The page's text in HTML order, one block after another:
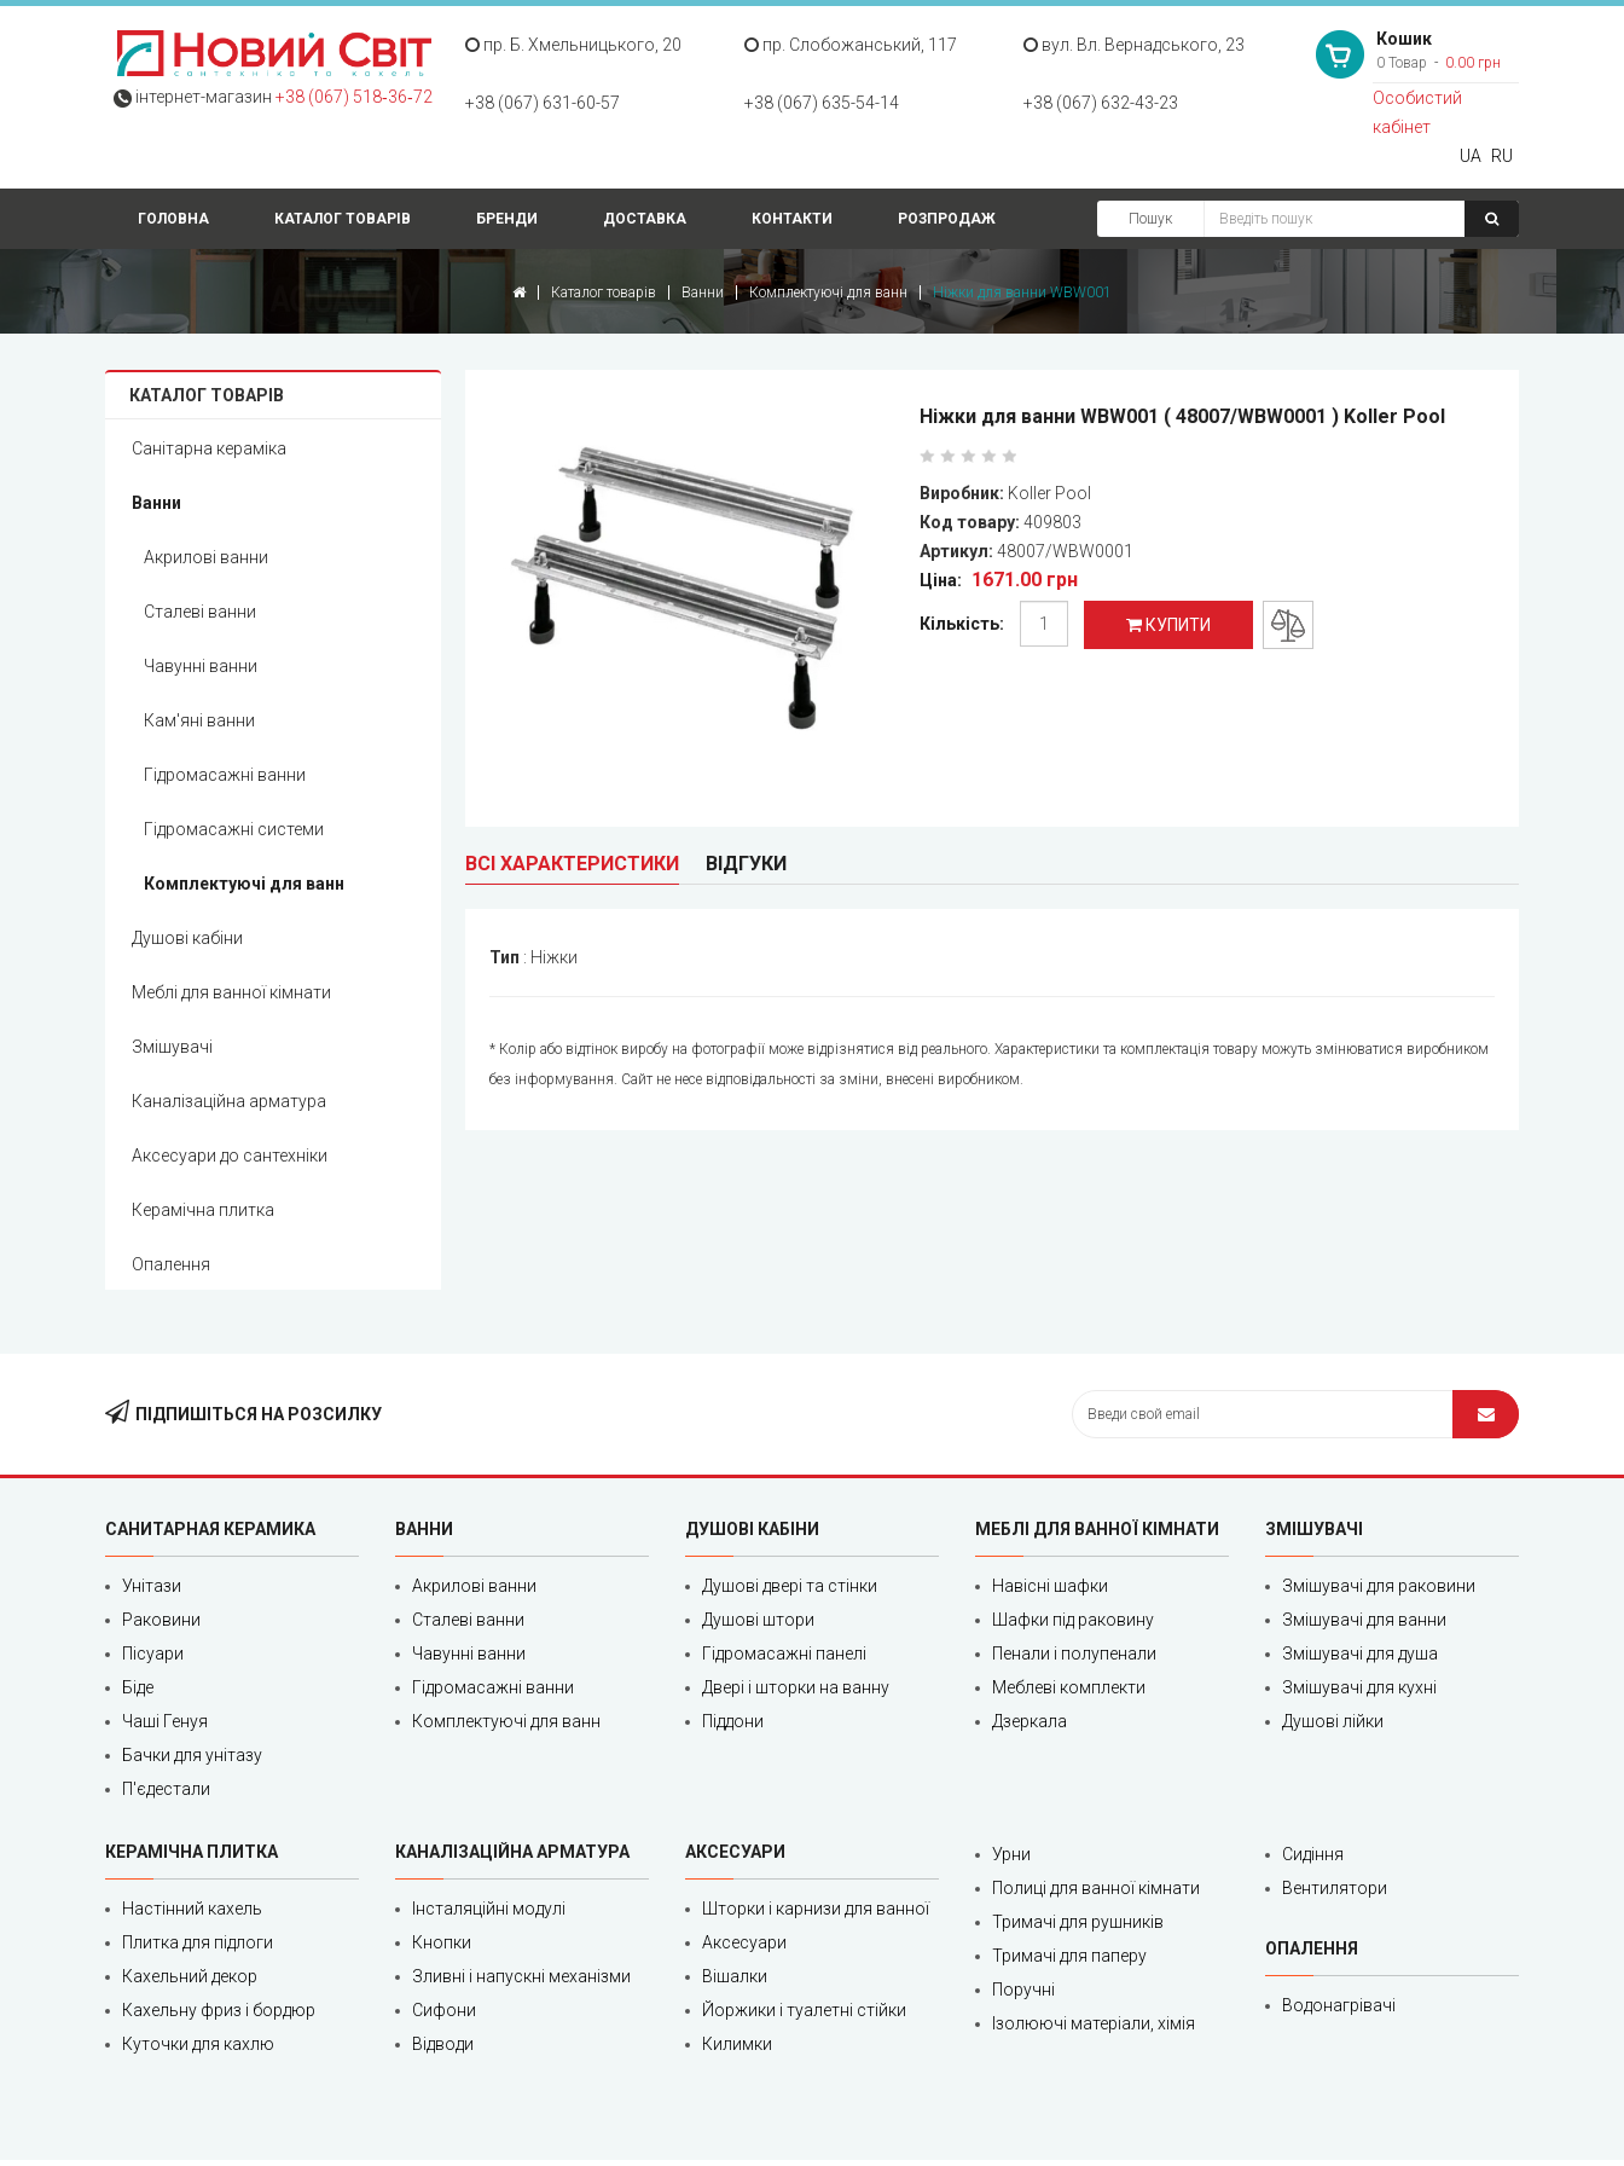
інтернет-магазин +38 (067) 518‑36‑72
пр. Б. Хмельницького, 20
+38 (067) 631-60-57
пр. Слобожанський, 117
+38 (067) 635-54-14
вул. Вл. Вернадського, 23
+38 (067) 632-43-23
Кошик
0 Товар 0.00 грн
Особистий
кабінет
UA
RU
ГОЛОВНА КАТАЛОГ ТОВАРІВ БРЕНДИ ДОСТАВКА КОНТАКТИ РОЗПРОДАЖ Пошук
Каталог товарів Ванни Комплектуючі для ванн Ніжки для ванни WBW001
КАТАЛОГ ТОВАРІВ
Санітарна кераміка
Ванни
Акрилові ванни
Сталеві ванни
Чавунні ванни
Кам'яні ванни
Гідромасажні ванни
Гідромасажні системи
Комплектуючі для ванн
Душові кабіни
Меблі для ванної кімнати
Змішувачі
Каналізаційна арматура
Аксесуари до сантехніки
Керамічна плитка
Опалення
Ніжки для ванни WBW001 ( 48007/WBW0001 ) Koller Pool
Виробник: Koller Pool
Код товару: 409803
Артикул: 48007/WBW0001
Ціна:
1671.00 грн
Кількість: КУПИТИ
ВСІ ХАРАКТЕРИСТИКИ ВІДГУКИ
Тип : Ніжки
* Колір або відтінок виробу на фотографії може відрізнятися від реального. Характеристики та комплектація товару можуть змінюватися виробником
без інформування. Сайт не несе відповідальності за зміни, внесені виробником.
ПІДПИШІТЬСЯ НА РОЗСИЛКУ
САНИТАРНАЯ КЕРАМИКА
Унітази
Раковини
Пісуари
Біде
Чаші Генуя
Бачки для унітазу
П'єдестали
ВАННИ
Акрилові ванни
Сталеві ванни
Чавунні ванни
Гідромасажні ванни
Комплектуючі для ванн
ДУШОВІ КАБІНИ
Душові двері та стінки
Душові штори
Гідромасажні панелі
Двері і шторки на ванну
Піддони
МЕБЛІ ДЛЯ ВАННОЇ КІМНАТИ
Навісні шафки
Шафки під раковину
Пенали і полупенали
Меблеві комплекти
Дзеркала
ЗМІШУВАЧІ
Змішувачі для раковини
Змішувачі для ванни
Змішувачі для душа
Змішувачі для кухні
Душові лійки
КЕРАМІЧНА ПЛИТКА
Настінний кахель
Плитка для підлоги
Кахельний декор
Кахельну фриз і бордюр
Куточки для кахлю
КАНАЛІЗАЦІЙНА АРМАТУРА
Інсталяційні модулі
Кнопки
Зливні і напускні механізми
Сифони
Відводи
АКСЕСУАРИ
Шторки і карнизи для ванної
Аксесуари
Вішалки
Йоржики і туалетні стійки
Килимки
Урни
Полиці для ванної кімнати
Тримачі для рушників
Тримачі для паперу
Поручні
Ізолюючі матеріали, хімія
Сидіння
Вентилятори
ОПАЛЕННЯ
Водонагрівачі